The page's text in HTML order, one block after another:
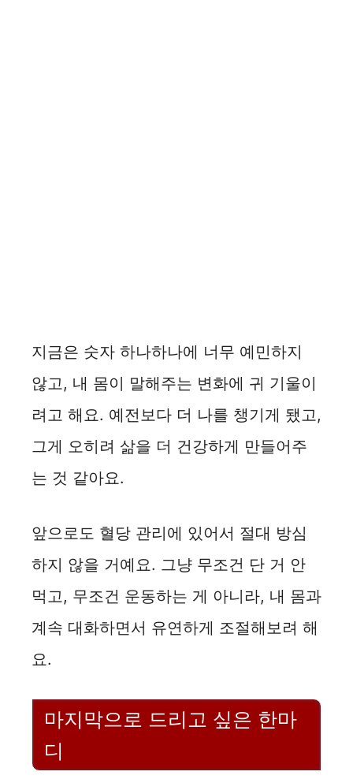
지금은 숫자 하나하나에 너무 예민하지
않고, 내 몸이 말해주는 변화에 귀 기울이
려고 해요. 예전보다 더 나를 챙기게 됐고,
그게 오히려 삶을 더 건강하게 만들어주
는 것 같아요.
앞으로도 혈당 관리에 있어서 절대 방심
하지 않을 거예요. 그냥 무조건 단 거 안
먹고, 무조건 운동하는 게 아니라, 내 몸과
계속 대화하면서 유연하게 조절해보려 해
요.
마지막으로 드리고 싶은 한마
디